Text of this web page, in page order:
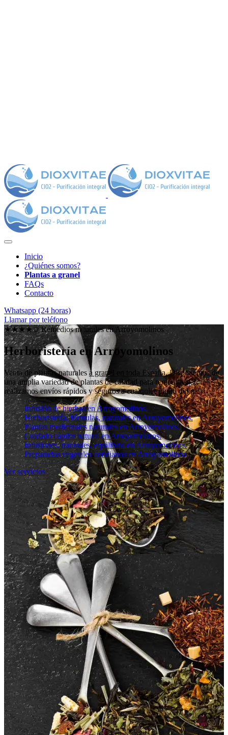
Inicio
¿Quiénes somos?
Plantas a granel
FAQs
Contacto
Whatsapp (24 horas)
Llamar por teléfono
★★★★✩ Remedios naturales en Arroyomolinos
Herboristería en Arroyomolinos
Venta de plantas naturalesa granel en toda España. Disponemos de
una amplia variedad de plantas de calidad para remedios naturales y
realizamos envíos rápidos y seguros a cualquier punto del país.
Infusión de hierbas en Arroyomolinos.
Herboristería, fórmulas, naturales en Arroyomolinos.
Plantas medicinales naturales en Arroyomolinos.
Cuidado capilar natural en Arroyomolinos.
Infusiones, naturales, equilibrio en Arroyomolinos.
Preparados vegetales cotidianos en Arroyomolinos.
Ver servicios